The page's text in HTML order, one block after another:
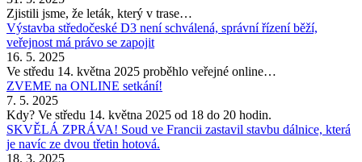
Zjistili jsme, že leták, který v trase…
Výstavba středočeské D3 není schválená, správní řízení běží,
veřejnost má právo se zapojit
16. 5. 2025
Ve středu 14. května 2025 proběhlo veřejné online…
ZVEME na ONLINE setkání!
7. 5. 2025
Kdy? Ve středu 14. května 2025 od 18 do 20 hodin.
SKVĚLÁ ZPRÁVA! Soud ve Francii zastavil stavbu dálnice, která
je navíc ze dvou třetin hotová.
18. 3. 2025